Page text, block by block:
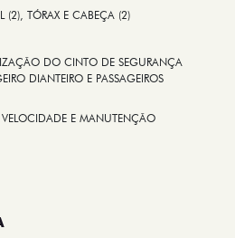
(2), TÓRAX E CABEÇA (2)
DO CINTO DE SEGURANÇA
DIANTEIRO E PASSAGEIROS
VELOCIDADE E MANUTENÇÃO